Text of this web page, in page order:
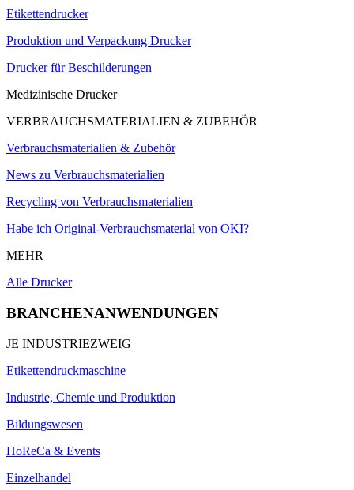
Etikettendrucker
Produktion und Verpackung Drucker
Drucker für Beschilderungen
Medizinische Drucker
VERBRAUCHSMATERIALIEN & ZUBEHÖR
Verbrauchsmaterialien & Zubehör
News zu Verbrauchsmaterialien
Recycling von Verbrauchsmaterialien
Habe ich Original-Verbrauchsmaterial von OKI?
MEHR
Alle Drucker
BRANCHENANWENDUNGEN
JE INDUSTRIEZWEIG
Etikettendruckmaschine
Industrie, Chemie und Produktion
Bildungswesen
HoReCa & Events
Einzelhandel